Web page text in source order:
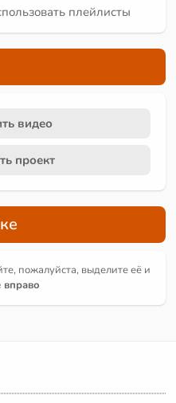
плейлисты
видео
проект
пожалуйста, выделите её и
вправо